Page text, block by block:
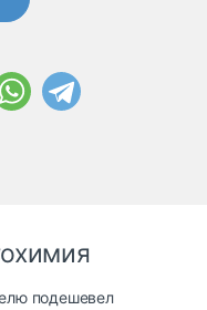
подешевел